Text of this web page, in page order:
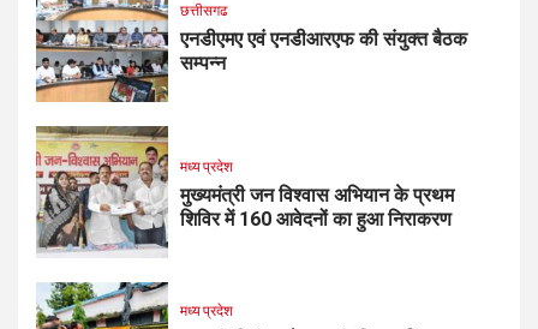
छत्तीसगढ
एनडीएमए एवं एनडीआरएफ की संयुक्त बैठक
सम्पन्न
मध्य प्रदेश
मुख्यमंत्री जन विश्वास अभियान के प्रथम
शिविर में 160 आवेदनों का हुआ निराकरण
मध्य प्रदेश